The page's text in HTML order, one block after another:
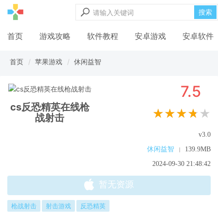
搜索
首页 游戏攻略 软件教程 安卓游戏 安卓软件
首页 苹果游戏 休闲益智
cs反恐精英在线枪
战射击
7.5
★★★★★
v3.0
休闲益智
|
139.9MB
2024-09-30 21:48:42
暂无资源
枪战射击 射击游戏 反恐精英